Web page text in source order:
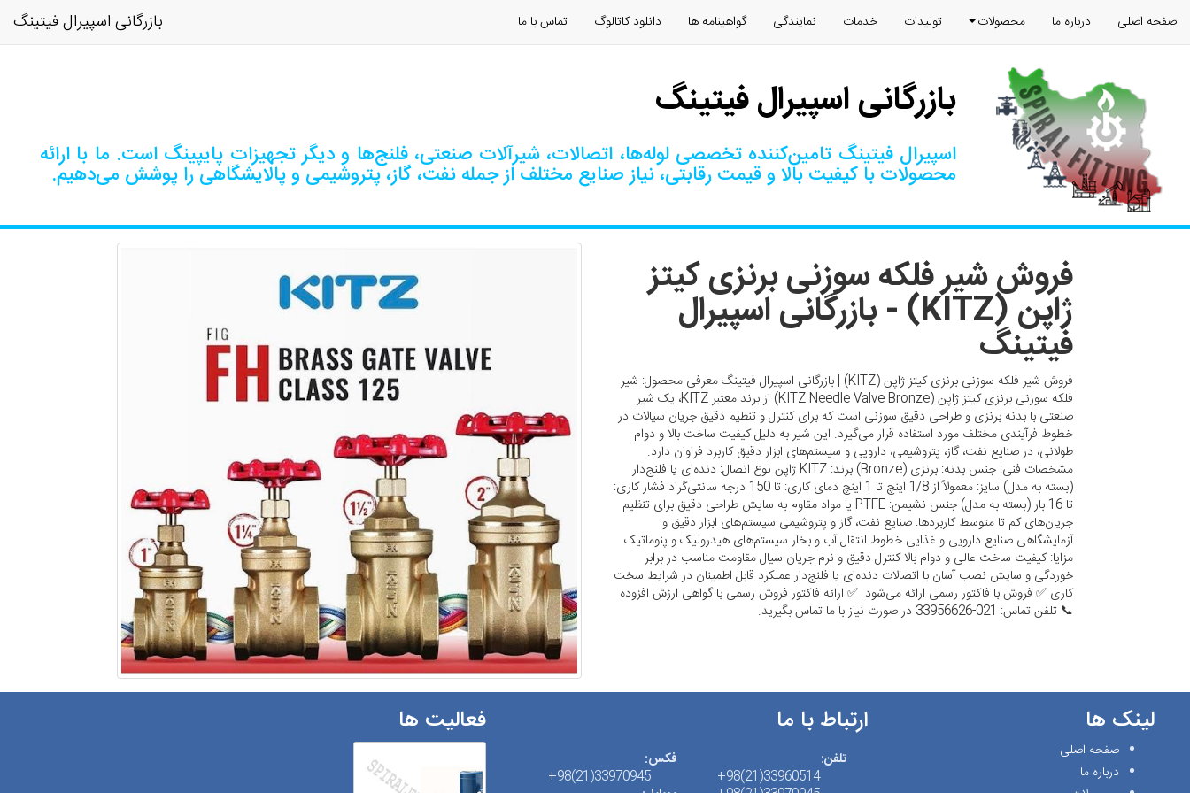
بازرگانی اسپیرال فیتینگ صفحه اصلی درباره ما محصولات تولیدات خدمات نمایندگی گواهینامه ها دانلود كاتالوگ تماس با ما
بازرگانی اسپیرال فیتینگ
اسپیرال فیتینگ تامین‌کننده تخصصی لوله‌ها، اتصالات، شیرآلات صنعتی، فلنج‌ها و دیگر تجهیزات پایپینگ است. ما با ارائه
محصولات با کیفیت بالا و قیمت رقابتی، نیاز صنایع مختلف از جمله نفت، گاز، پتروشیمی و پالایشگاهی را پوشش می‌دهیم.
فروش شیر فلکه سوزنی برنزی کیتز
ژاپن (KITZ) - بازرگانی اسپیرال
فیتینگ
فروش شیر فلکه سوزنی برنزی کیتز ژاپن (KITZ) | بازرگانی اسپیرال فیتینگ معرفی محصول: شیر
فلکه سوزنی برنزی کیتز ژاپن (KITZ Needle Valve Bronze) از برند معتبر KITZ، یک شیر
صنعتی با بدنه برنزی و طراحی دقیق سوزنی است که برای کنترل و تنظیم دقیق جریان سیالات در
خطوط فرآیندی مختلف مورد استفاده قرار می‌گیرد. این شیر به دلیل کیفیت ساخت بالا و دوام
طولانی، در صنایع نفت، گاز، پتروشیمی، دارویی و سیستم‌های ابزار دقیق کاربرد فراوان دارد.
مشخصات فنی: جنس بدنه: برنزی (Bronze) برند: KITZ ژاپن نوع اتصال: دنده‌ای یا فلنج‌دار
(بسته به مدل) سایز: معمولاً از 1/8 اینچ تا 1 اینچ دمای کاری: تا 150 درجه سانتی‌گراد فشار کاری:
تا 16 بار (بسته به مدل) جنس نشیمن: PTFE یا مواد مقاوم به سایش طراحی دقیق برای تنظیم
جریان‌های کم تا متوسط کاربردها: صنایع نفت، گاز و پتروشیمی سیستم‌های ابزار دقیق و
آزمایشگاهی صنایع دارویی و غذایی خطوط انتقال آب و بخار سیستم‌های هیدرولیک و پنوماتیک
مزایا: کیفیت ساخت عالی و دوام بالا کنترل دقیق و نرم جریان سیال مقاومت مناسب در برابر
خوردگی و سایش نصب آسان با اتصالات دنده‌ای یا فلنج‌دار عملکرد قابل اطمینان در شرایط سخت
کاری ✅ فروش با فاکتور رسمی ارائه می‌شود. ✅ ارائه فاکتور فروش رسمی با گواهی ارزش افزوده.
📞 تلفن تماس: 021-33956626 در صورت نیاز با ما تماس بگیرید.
لینک ها
صفحه اصلی
درباره ما
ارتباط با ما
تلفن:
33960514(21)98+
فکس:
33970945(21)98+
فعالیت ها